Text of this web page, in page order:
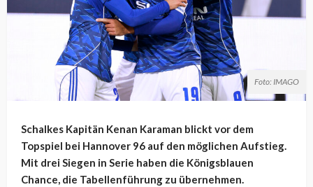
Foto: IMAGO
Schalkes Kapitän Kenan Karaman blickt vor dem
Topspiel bei Hannover 96 auf den möglichen Aufstieg.
Mit drei Siegen in Serie haben die Königsblauen
Chance, die Tabellenführung zu übernehmen.